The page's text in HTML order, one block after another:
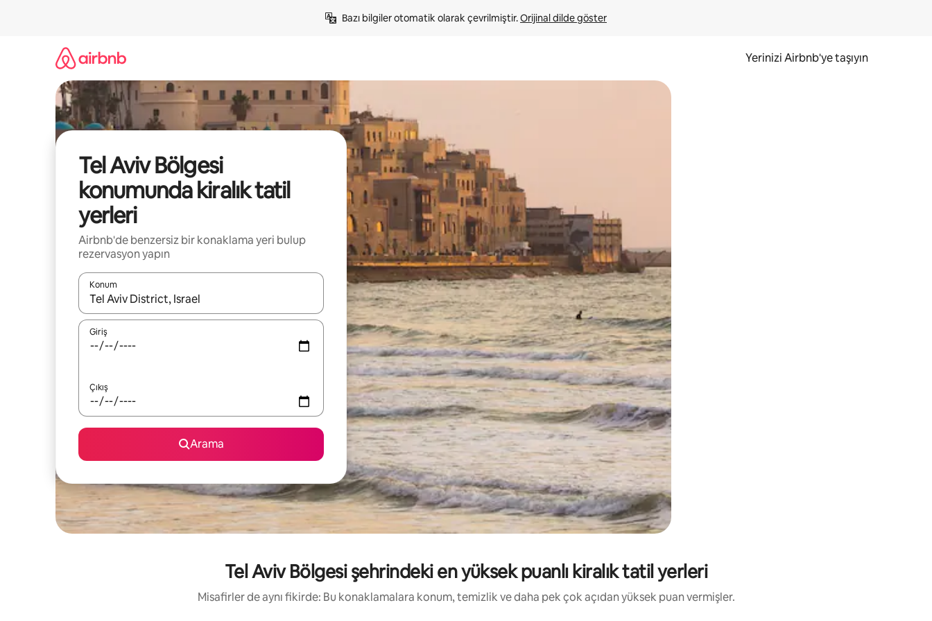
Bazı bilgiler otomatik olarak çevrilmiştir. Orijinal dilde göster
Yerinizi Airbnb'ye taşıyın
Tel Aviv Bölgesi
konumunda kiralık tatil
yerleri
Airbnb'de benzersiz bir konaklama yeri bulup
rezervasyon yapın
Konum
Sonuçlar kullanılabilir olduğunda yukarı ve aşağı oklarıyla gezinin veya dokunarak ya da kaydırma hareketleriyle keşfedin.
Giriş
Çıkış
Arama
Tel Aviv Bölgesi şehrindeki en yüksek puanlı kiralık tatil yerleri
Misafirler de aynı fikirde: Bu konaklamalara konum, temizlik ve daha pek çok açıdan yüksek puan vermişler.